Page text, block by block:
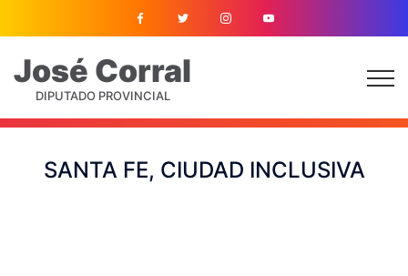
José Corral
DIPUTADO PROVINCIAL
SANTA FE, CIUDAD INCLUSIVA